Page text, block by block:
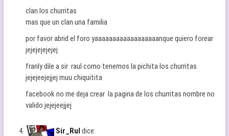
clan los churritas
mas que un clan una familia
por favor abrid el foro yaaaaaaaaaaaaaaaaaanque quiero forear
jejejejejejej
franly dile a sir raul como tenemos la pichita los churritas
jejejeejejjej muu chiquitita
facebook no me deja crear la pagina de los churritas nombre no
valido jejejeejjej
Sir_Rul dice: